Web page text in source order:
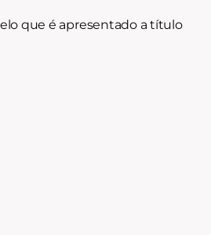
que é apresentado a título